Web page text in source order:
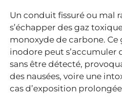
Un conduit fissuré ou mal
s’échapper des gaz
monoxyde de carbone. Ce
inodore peut s’accumuler
sans être détecté,
des nausées, voire une
cas d’exposition